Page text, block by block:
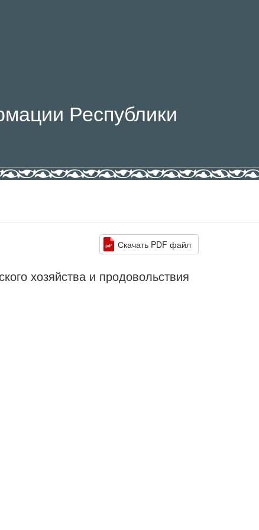
Республики
Скачать PDF файл
хозяйства и продовольствия